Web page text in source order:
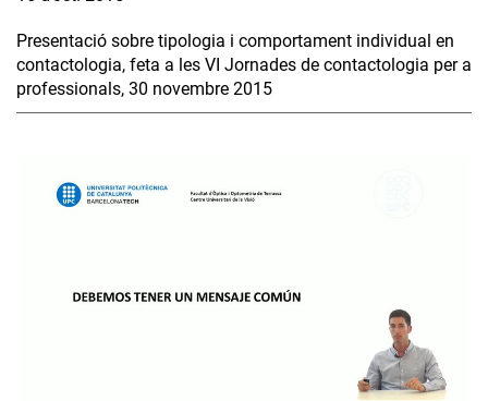
Presentació sobre tipologia i comportament individual en
contactologia, feta a les VI Jornades de contactologia per a
professionals, 30 novembre 2015